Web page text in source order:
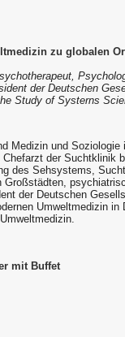
zu globalen
der Deutschen
Study of Systerns
Medizin und
der Suchtklinik
des Sehsystems,
Großstädten,
der Deutschen
Umweltmedizin in
mit Buffet